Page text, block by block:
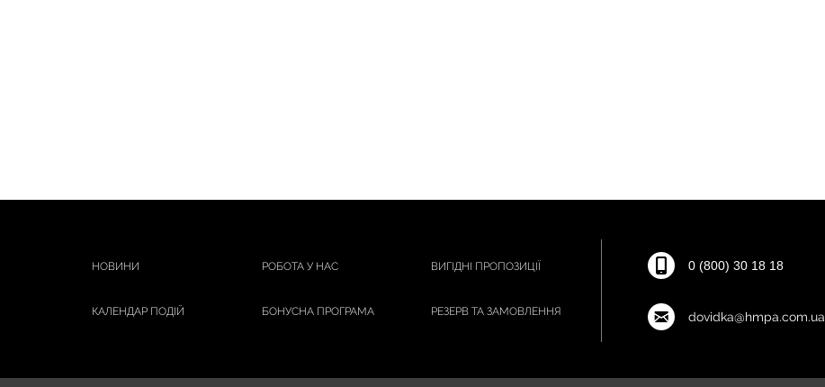
НОВИНИ РОБОТА У НАС ВИГІДНІ ПРОПОЗИЦІЇ
КАЛЕНДАР ПОДІЙ БОНУСНА ПРОГРАМА РЕЗЕРВ ТА ЗАМОВЛЕННЯ
0 (800) 30 18 18
dovidka@hmpa.com.ua